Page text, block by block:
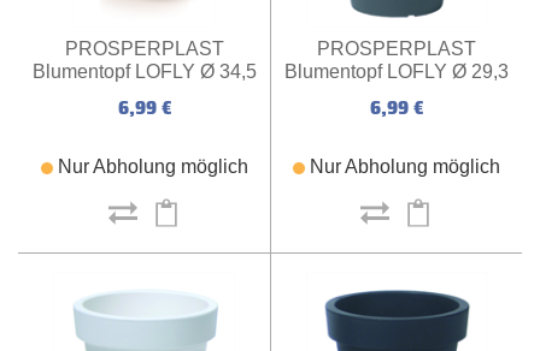
PROSPERPLAST
Blumentopf LOFLY Ø 34,5
6,99 €
Nur Abholung möglich
PROSPERPLAST
Blumentopf LOFLY Ø 29,3
6,99 €
Nur Abholung möglich